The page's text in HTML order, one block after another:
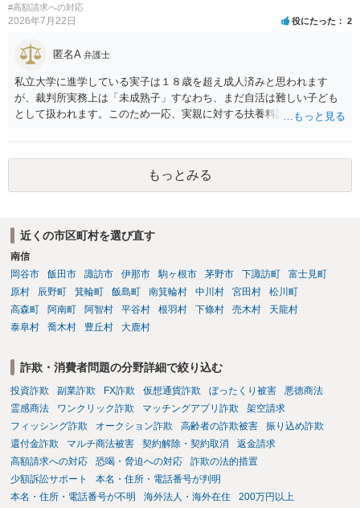
#高額請求への対応
2026年7月22日 役にたった 2
匿名A 弁護士
私立大学に進学している実子は１８歳を超え成人済みと思われます
が、裁判所実務上は「未成熟子」すなわち、まだ自活は難しい子ども
として扱われます。このため一応、実親に対する扶養料請求として法
者宛に養育費を支払っており、当該養育費は実子の進学費用の趣旨も
一部含まれています。また、私立大学進学について貴殿が了解したわ
けではないという事情も存在します。 こうした場合には、支払を拒ん
だとしても学費の請求が裁判所によって強制される可能性は低いとい
もっとみる
近くの市区町村を選び直す
南信
岡谷市
飯田市 諏訪市 伊那市 駒ヶ根市 茅野市 下諏訪町
富士見町
原村
辰野町 箕輪町 飯島町 南箕輪村 中川村 宮田村
松川町
高森町
阿南町 阿智村 平谷村 根羽村 下條村 売木村
天龍村
泰阜村
喬木村 豊丘村 大鹿村
詐欺・消費者問題の分野詳細で絞り込む
投資詐欺 副業詐欺 FX詐欺 仮想通貨詐欺 ぼったくり被害
悪徳商法
霊感商法
ワンクリック詐欺 マッチングアプリ詐欺
架空請求
フィッシング詐欺
オークション詐欺 高齢者の詐欺被害
振り込め詐欺
還付金詐欺
マルチ商法被害 契約解除・契約取消
返金請求
高額請求への対応
恐喝・脅迫への対応
詐欺の法的措置
少額訴訟サポート
本名・住所・電話番号が判明
本名・住所・電話番号が不明
海外法人・海外在住
200万円以上